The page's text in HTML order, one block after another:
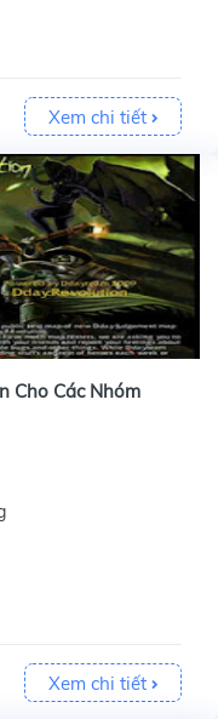
Xem chi tiết
Cho Các Nhóm
Xem chi tiết